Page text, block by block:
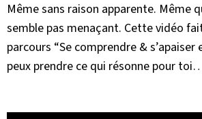
Même sans raison apparente. Même
semble pas menaçant. Cette vidéo
parcours “Se comprendre & s’apaiser
peux prendre ce qui résonne pour